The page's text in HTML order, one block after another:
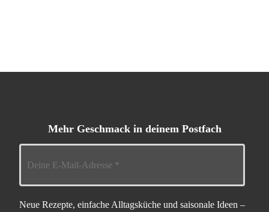
Mehr Geschmack in deinem Postfach
Neue Rezepte, einfache Alltagsküche und saisonale Ideen –